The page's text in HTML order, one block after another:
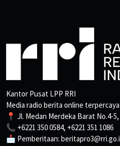
Kantor Pusat LPP RRI
Media radio berita online terpercaya
📍 Jl. Medan Merdeka Barat No.4-
📞 +6221 350 0584, +6221 351 1086
📩 Pemberitaan: